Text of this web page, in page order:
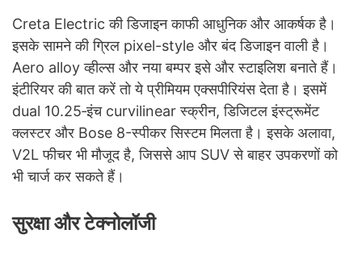
Creta Electric की डिजाइन काफी आधुनिक और आकर्षक है।
इसके सामने की ग्रिल pixel-style और बंद डिजाइन वाली है।
Aero alloy व्हील्स और नया बम्पर इसे और स्टाइलिश बनाते हैं।
इंटीरियर की बात करें तो ये प्रीमियम एक्सपीरियंस देता है। इसमें
dual 10.25‑इंच curvilinear स्क्रीन, डिजिटल इंस्ट्रूमेंट
क्लस्टर और Bose 8-स्पीकर सिस्टम मिलता है। इसके अलावा,
V2L फीचर भी मौजूद है, जिससे आप SUV से बाहर उपकरणों को
भी चार्ज कर सकते हैं।
सुरक्षा और टेक्नोलॉजी